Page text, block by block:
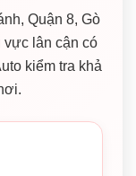
Quận 8, Gò
vực lân cận có
kiểm tra khả